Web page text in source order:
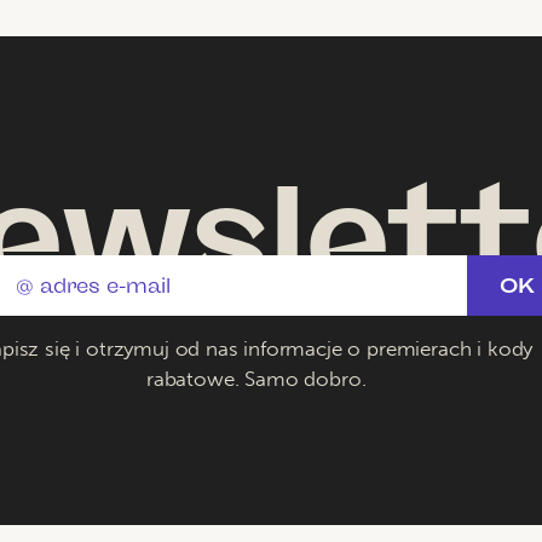
się i otrzymuj od nas informacje o premierach i kody
rabatowe. Samo dobro.